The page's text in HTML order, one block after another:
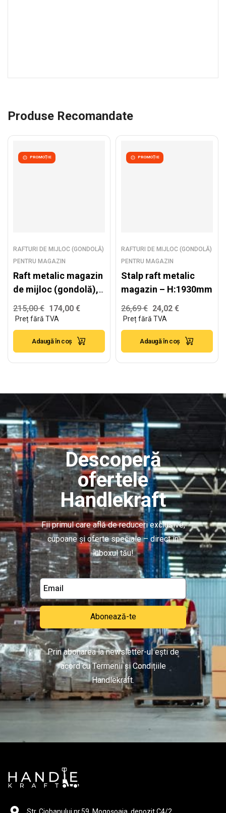
Produse Recomandate
PROMOȚIE
RAFTURI DE MIJLOC (GONDOLĂ)
PENTRU MAGAZIN
Raft metalic magazin
de mijloc (gondolă),
alb – H:1930mm x
L:1000mm x B:500mm
215,00€ 174,00 €
Adaugă în coș
PROMOȚIE
RAFTURI DE MIJLOC (GONDOLĂ)
PENTRU MAGAZIN
Stalp raft metalic
magazin – H:1930mm
26,69€ 24,02 €
Adaugă în coș
Descoperă
ofertele
Handlekraft
Fii primul care află de reduceri exclusive,
cupoane și oferte speciale – direct în
inboxul tău!
Abonează-te
Prin abonarea la newsletter-ul ești de
acord cu Termenii și Condițiile
Handlekraft.
Str. Ciobanului nr.59, Mogoșoaia, depozit C4/2